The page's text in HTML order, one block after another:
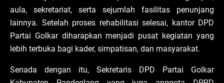
aula, sekretariat, serta sejumlah fasilitas penunjang
lainnya. Setelah proses rehabilitasi selesai, kantor DPD
Partai Golkar diharapkan menjadi pusat kegiatan yang
lebih terbuka bagi kader, simpatisan, dan masyarakat.
Senada dengan itu, Sekretaris DPD Partai Golkar